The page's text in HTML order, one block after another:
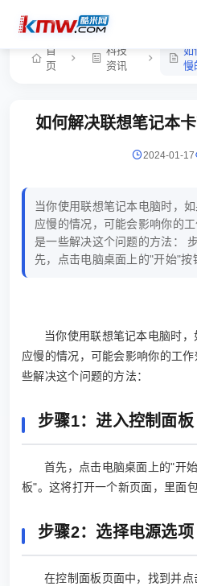
首
页
科技
资讯
如
慢
如何解决联想笔记本
2024-01-17
当你使用联想笔记本电脑时，
应慢的情况，可能会影响你的
是一些解决这个问题的方法：
先，点击电脑桌面上的"开始"按
当你使用联想笔记本电脑时
应慢的情况，可能会影响你的工
些解决这个问题的方法：
步骤1：进入控制面板
首先，点击电脑桌面上的"开
板"。这将打开一个新页面，里面
步骤2：选择电源选项
在控制面板页面中，找到并